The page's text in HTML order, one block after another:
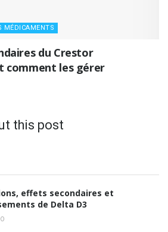
MÉDICAMENTS
du Crestor
comment les gérer
this post
effets secondaires et
de Delta D3